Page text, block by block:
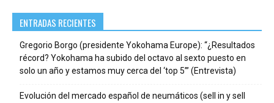
ENTRADAS RECIENTES
Gregorio Borgo (presidente Yokohama Europe): “¿Resultados
récord? Yokohama ha subido del octavo al sexto puesto en
solo un año y estamos muy cerca del ‘top 5’” (Entrevista)
Evolución del mercado español de neumáticos (sell in y sell